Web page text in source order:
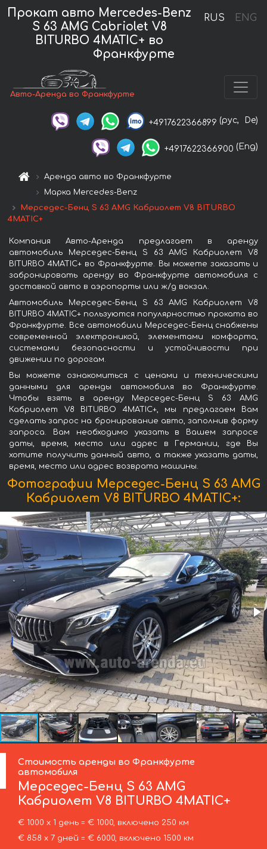
RUS ENG
Прокат авто Mercedes-Benz
S 63 AMG Cabriolet V8
BITURBO 4MATIC+ во
Франкфурте
Авто-Аренда во Франкфурте
+4917622366899 (рус, De)
+4917622366900 (Eng)
Аренда авто во Франкфурте
Марка Mercedes-Benz
Мерседес-Бенц S 63 AMG Кабриолет V8 BITURBO
4MATIC+
Компания Авто-Аренда предлагает в аренду
автомобиль Мерседес-Бенц S 63 AMG Кабриолет V8
BITURBO 4MATIC+ во Франкфурте. Вы можете заказать и
забронировать аренду во Франкфурте автомобиля с
доставкой авто в аэропорты или ж/д вокзал.
Автомобиль Мерседес-Бенц S 63 AMG Кабриолет V8
BITURBO 4MATIC+ пользуются популярностью проката во
Франкфурте. Все автомобили Мерседес-Бенц снабжены
современной электроникой, элементами комфорта,
системами безопасности и устойчивости при
движении по дорогам.
Вы можете ознакомиться с ценами и техническими
данными для аренды автомобиля во Франкфурте.
Чтобы взять в аренду Мерседес-Бенц S 63 AMG
Кабриолет V8 BITURBO 4MATIC+, мы предлагаем Вам
сделать запрос на бронирование авто, заполнив форму
запроса. Вам необходимо указать в Вашем запросе
даты, время, место или адрес в Германии, где Вы
хотите получить данный авто, а также указать даты,
время, место или адрес возврата машины.
Фотографии Мерседес-Бенц S 63 AMG
Кабриолет V8 BITURBO 4MATIC+:
Стоимость аренды во Франкфурте
автомобиля
Мерседес-Бенц S 63 AMG
Кабриолет V8 BITURBO 4MATIC+
€ 1000 х 1 день = € 1000, включено 250 км
€ 858 х 7 дней = € 6000, включено 1500 км